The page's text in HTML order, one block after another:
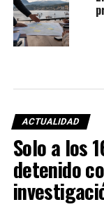
ACTUALIDAD
Solo a los
detenido